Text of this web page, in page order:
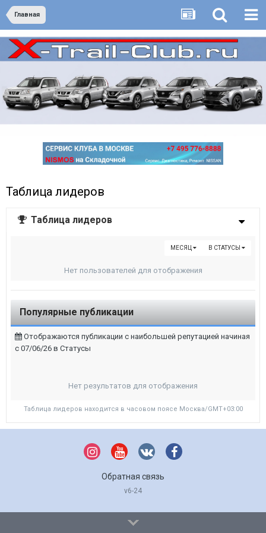
Главная
Таблица лидеров
Таблица лидеров
В СТАТУСЫ
МЕСЯЦ
Нет пользователей для отображения
Популярные публикации
Отображаются публикации с наибольшей репутацией начиная
с 07/06/26 в Статусы
Нет результатов для отображения
Таблица лидеров находится в часовом поясе Москва/GMT+03:00
Обратная связь
v6-24